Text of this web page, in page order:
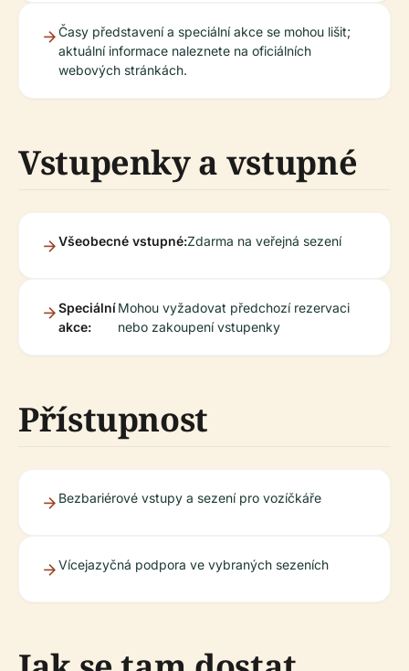
Časy představení a speciální akce se mohou lišit;
aktuální informace naleznete na oficiálních
webových stránkách.
Vstupenky a vstupné
Všeobecné vstupné:Zdarma na veřejná sezení
Speciální
akce:
Mohou vyžadovat předchozí rezervaci
nebo zakoupení vstupenky
Přístupnost
Bezbariérové vstupy a sezení pro vozíčkáře
Vícejazyčná podpora ve vybraných sezeních